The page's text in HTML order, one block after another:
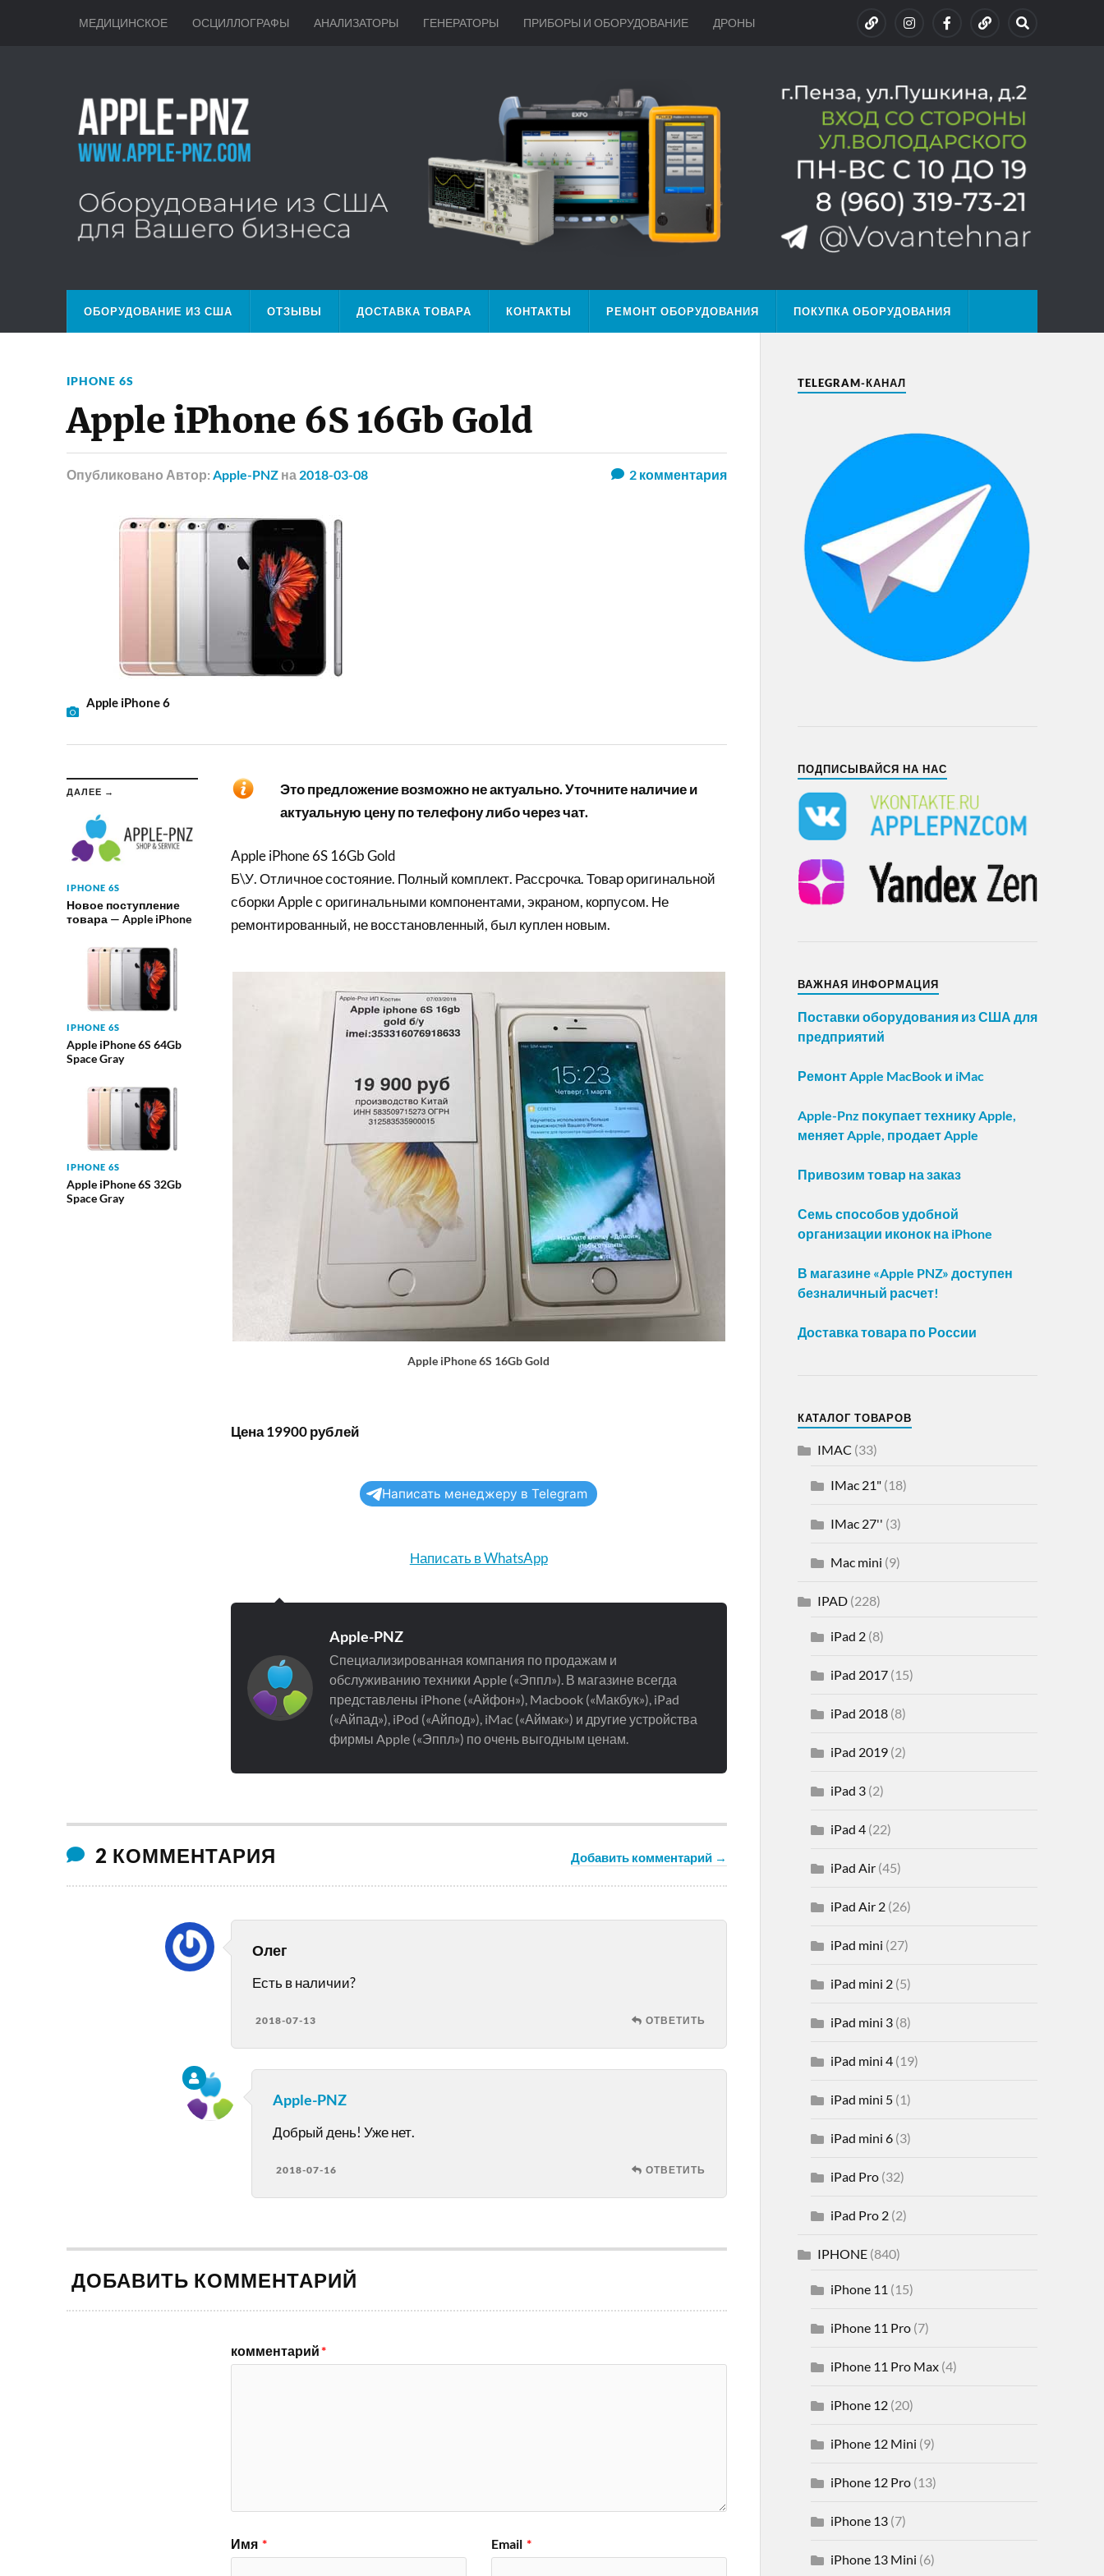
МЕДИЦИНСКОЕ ОСЦИЛЛОГРАФЫ АНАЛИЗАТОРЫ ГЕНЕРАТОРЫ ПРИБОРЫ И ОБОРУДОВАНИЕ ДРОНЫ
ОБОРУДОВАНИЕ ИЗ США ОТЗЫВЫ ДОСТАВКА ТОВАРА КОНТАКТЫ РЕМОНТ ОБОРУДОВАНИЯ ПОКУПКА ОБОРУДОВАНИЯ
IPHONE 6S
Apple iPhone 6S 16Gb Gold
Опубликовано Автор: Apple-PNZ на 2018-03-08 2комментария
Apple iPhone 6
ДАЛЕЕ →
IPHONE 6S
Новое поступление
товара — Apple iPhone
IPHONE 6S
Apple iPhone 6S 64Gb
Space Gray
IPHONE 6S
Apple iPhone 6S 32Gb
Space Gray
Это предложение возможно не актуально. Уточните наличие и
актуальную цену по телефону либо через чат.
Apple iPhone 6S 16Gb Gold
Б\У. Отличное состояние. Полный комплект. Рассрочка. Товар оригинальной
сборки Apple с оригинальными компонентами, экраном, корпусом. Не
ремонтированный, не восстановленный, был куплен новым.
Apple iPhone 6S 16Gb Gold
Цена 19900 рублей
Написать менеджеру в Telegram
Написать в WhatsApp
Apple-PNZ
Специализированная компания по продажам и
обслуживанию техники Apple («Эппл»). В магазине всегда
представлены iPhone («Айфон»), Macbook («Макбук»), iPad
(«Айпад»), iPod («Айпод»), iMac («Аймак») и другие устройства
фирмы Apple («Эппл») по очень выгодным ценам.
2 КОММЕНТАРИЯ Добавить комментарий →
Олег
Есть в наличии?
2018-07-13 ОТВЕТИТЬ
Apple-PNZ
Добрый день! Уже нет.
2018-07-16 ОТВЕТИТЬ
ДОБАВИТЬ КОММЕНТАРИЙ
комментарий*
Имя * Email *
TELEGRAM-КАНАЛ
ПОДПИСЫВАЙСЯ НА НАС
ВАЖНАЯ ИНФОРМАЦИЯ
Поставки оборудования из США для
предприятий
Ремонт Apple MacBook и iMac
Apple-Pnz покупает технику Apple,
меняет Apple, продает Apple
Привозим товар на заказ
Семь способов удобной
организации иконок на iPhone
В магазине «Apple PNZ» доступен
безналичный расчет!
Доставка товара по России
КАТАЛОГ ТОВАРОВ
IMAC (33)
IMac 21"(18)
IMac 27'' (3)
Mac mini (9)
IPAD(228)
iPad 2(8)
iPad 2017(15)
iPad 2018(8)
iPad 2019(2)
iPad 3(2)
iPad 4(22)
iPad Air(45)
iPad Air 2(26)
iPad mini (27)
iPad mini 2(5)
iPad mini 3(8)
iPad mini 4(19)
iPad mini 5(1)
iPad mini 6(3)
iPad Pro(32)
iPad Pro 2(2)
IPHONE(840)
iPhone 11 (15)
iPhone 11 Pro(7)
iPhone 11 Pro Max(4)
iPhone 12(20)
iPhone 12 Mini (9)
iPhone 12 Pro(13)
iPhone 13(7)
iPhone 13 Mini (6)